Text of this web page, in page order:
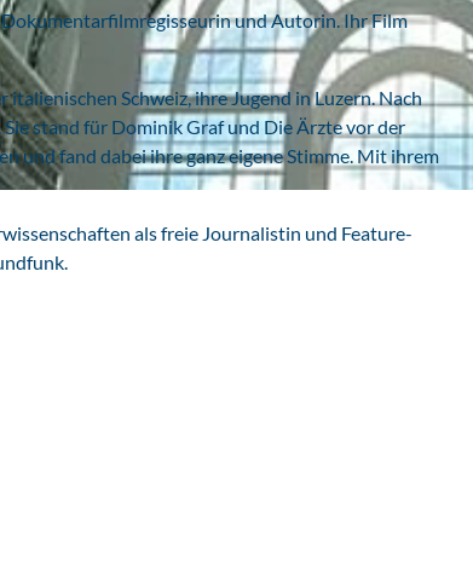
Dokumentarfilmregisseurin und Autorin. Ihr Film
Schweiz, ihre Jugend in Luzern. Nach
stand für Dominik Graf und Die Ärzte vor der
und fand dabei ihre ganz eigene Stimme. Mit ihrem
als freie Journalistin und Feature-